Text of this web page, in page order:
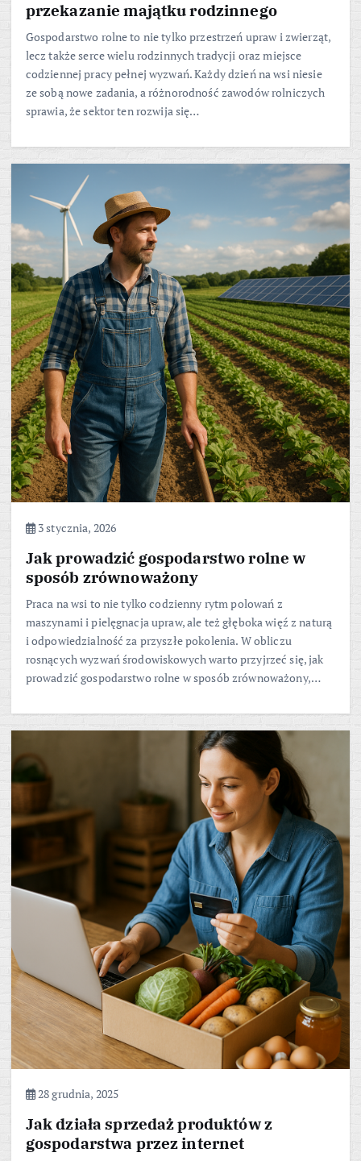
przekazanie majątku rodzinnego
Gospodarstwo rolne to nie tylko przestrzeń upraw i zwierząt,
lecz także serce wielu rodzinnych tradycji oraz miejsce
codziennej pracy pełnej wyzwań. Każdy dzień na wsi niesie
ze sobą nowe zadania, a różnorodność zawodów rolniczych
sprawia, że sektor ten rozwija się…
3 stycznia, 2026
Jak prowadzić gospodarstwo rolne w
sposób zrównoważony
Praca na wsi to nie tylko codzienny rytm polowań z
maszynami i pielęgnacja upraw, ale też głęboka więź z naturą
i odpowiedzialność za przyszłe pokolenia. W obliczu
rosnących wyzwań środowiskowych warto przyjrzeć się, jak
prowadzić gospodarstwo rolne w sposób zrównoważony,…
28 grudnia, 2025
Jak działa sprzedaż produktów z
gospodarstwa przez internet